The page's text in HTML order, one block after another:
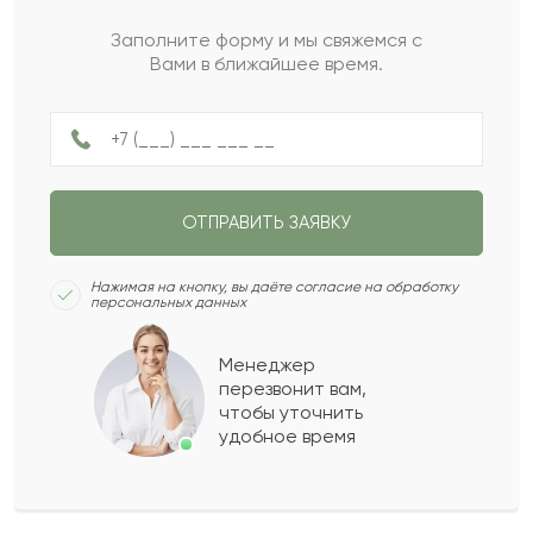
Галия
Б Баубек
Данила
Показать еще
Заполните форму и мы свяжемся с
Вами в ближайшее время.
ОТПРАВИТЬ ЗАЯВКУ
Нажимая на кнопку, вы даёте согласие на обработку
персональных данных
Менеджер
перезвонит вам,
чтобы уточнить
удобное время